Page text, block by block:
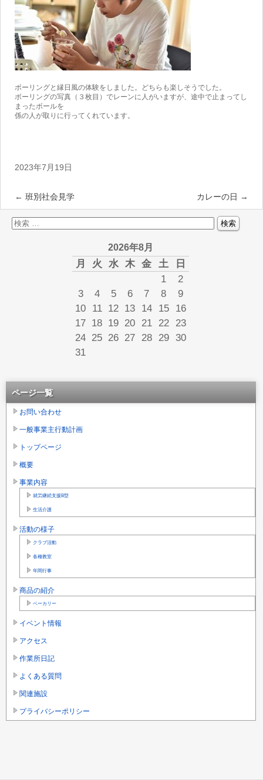
ボーリングと縁日風の体験をしました。どちらも楽しそうでした。
ボーリングの写真（３枚目）でレーンに人がいますが、途中で止まってし
まったボールを
係の人が取りに行ってくれています。
2023年7月19日
← 班別社会見学 カレーの日 →
2026年8月
月 火 水 木 金 土
日
1
2
3
4 5 6 7 8
9
10 11 12 13 14 15
16
17 18 19 20 21 22
23
24 25 26 27 28 29
30
31
ページ一覧
お問い合わせ
一般事業主行動計画
トップページ
概要
事業内容
就労継続支援B型
生活介護
活動の様子
クラブ活動
各種教室
年間行事
商品の紹介
ベーカリー
イベント情報
アクセス
作業所日記
よくある質問
関連施設
プライバシーポリシー